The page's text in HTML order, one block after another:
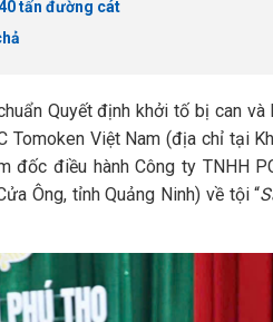
tấn đường cát
Quyết định khởi tố bị can và
Tomoken Việt Nam (địa chỉ tại
đốc điều hành Công ty TNHH
Ông, tỉnh Quảng Ninh) về tội “